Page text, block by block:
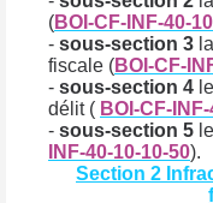
(BOI-CF-INF-40-
- sous-section 3
fiscale (BOI-CF-
- sous-section 4
délit ( BOI-CF-
- sous-section 5
INF-40-10-10-50).
Section 2